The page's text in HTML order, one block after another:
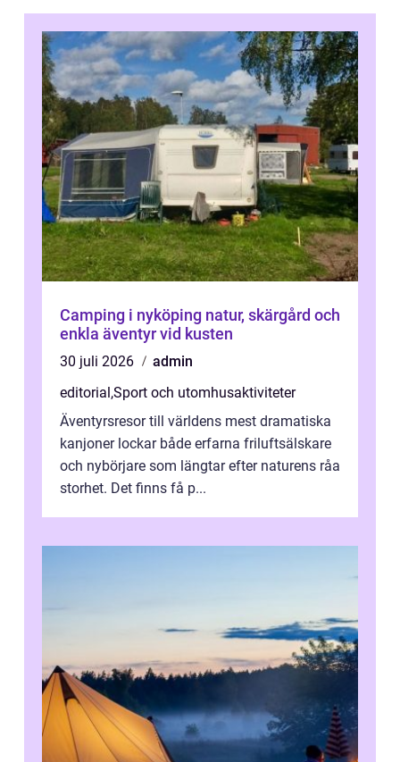
Camping i nyköping natur, skärgård och
enkla äventyr vid kusten
30 juli 2026
admin
editorial ,Sport och utomhusaktiviteter
Äventyrsresor till världens mest dramatiska
kanjoner lockar både erfarna friluftsälskare
och nybörjare som längtar efter naturens råa
storhet. Det finns få p...